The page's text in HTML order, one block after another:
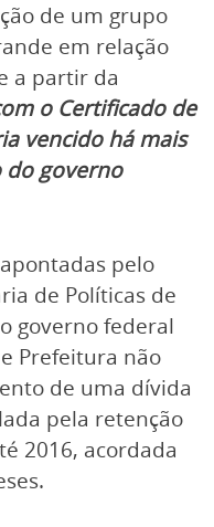
de um grupo
em relação
a partir da
o Certificado de
vencido há mais
do governo
pelo
de Políticas de
governo federal
Prefeitura não
de uma dívida
pela retenção
2016, acordada